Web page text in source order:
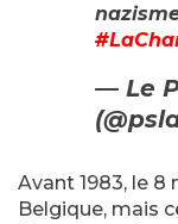
— Le
Avant 1983, le 8
Belgique, mais